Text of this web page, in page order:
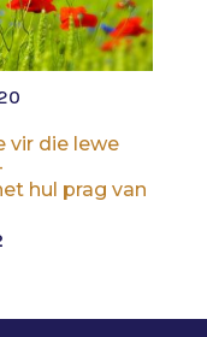
vir die lewe
hul prag van